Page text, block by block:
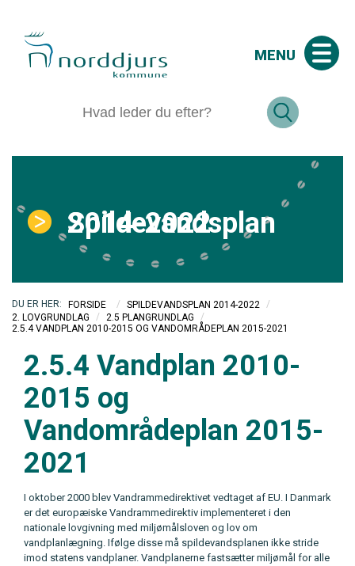
MENU
Spildevandsplan 2014-2022
FORSIDE / SPILDEVANDSPLAN 2014-2022
/
2. LOVGRUNDLAG
/ 2.5 PLANGRUNDLAG
/
2.5.4 VANDPLAN 2010-2015 OG VANDOMRÅDEPLAN 2015-2021
2.5.4 Vandplan 2010-
2015 og
Vandområdeplan 2015-
2021
I oktober 2000 blev Vandrammedirektivet vedtaget af EU. I Danmark
er det europæiske Vandrammedirektiv implementeret i den
nationale lovgivning med miljømålsloven og lov om
vandplanlægning. Ifølge disse må spildevandsplanen ikke stride
imod statens vandplaner. Vandplanerne fastsætter miljømål for alle